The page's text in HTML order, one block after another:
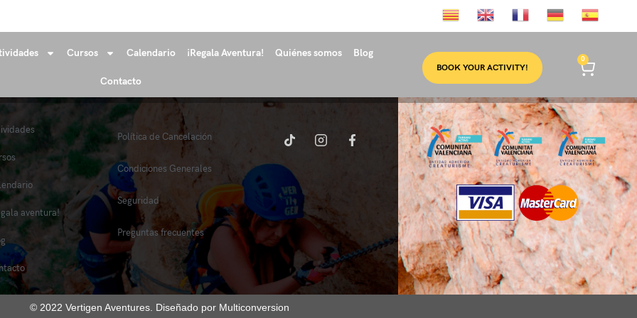
Cursos Calendario ¡Regala Aventura! Quiénes somos Blog
Contacto
BOOK YOUR ACTIVITY!
0
aventura!
Política de Cancelación
Condiciones Generales
Seguridad
Preguntas frecuentes
© 2022 Vertigen Aventures. Diseñado por Multiconversion